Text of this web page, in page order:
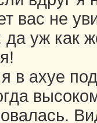
вас не
уж как
в ахуе